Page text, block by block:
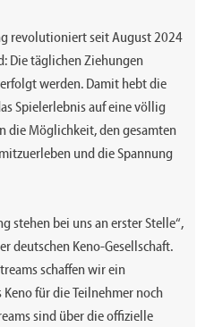
revolutioniert seit August 2024
Die täglichen Ziehungen
werden. Damit hebt die
Spielerlebnis auf eine völlig
die Möglichkeit, den gesamten
und die Spannung
stehen bei uns an erster Stelle“,
deutschen Keno-Gesellschaft.
schaffen wir ein
für die Teilnehmer noch
sind über die offizielle